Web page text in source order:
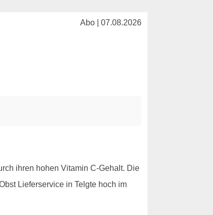
Abo | 07.08.2026
ihren hohen Vitamin C-Gehalt. Die
Lieferservice in Telgte hoch im